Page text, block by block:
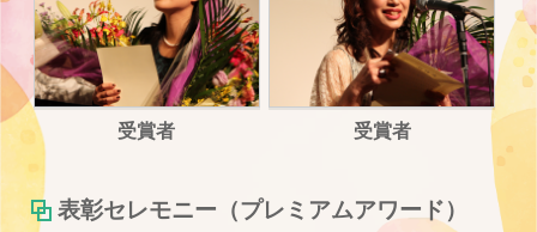
受賞者 受賞者
表彰セレモニー（プレミアムアワード）